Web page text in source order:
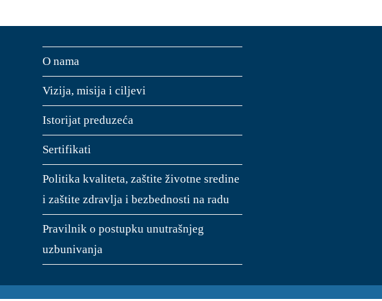
O nama
Vizija, misija i ciljevi
Istorijat preduzeća
Sertifikati
Politika kvaliteta, zaštite životne sredine
i zaštite zdravlja i bezbednosti na radu
Pravilnik o postupku unutrašnjeg
uzbunivanja